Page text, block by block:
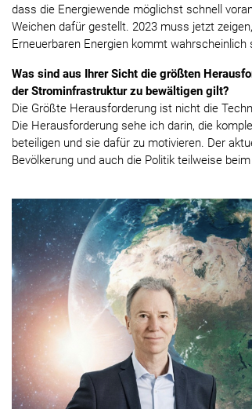
dass die Energiewende möglichst schnell
Weichen dafür gestellt. 2023 muss jetzt
Erneuerbaren Energien kommt
Was sind aus Ihrer Sicht die größten
der Strominfrastruktur zu bewältigen gilt?
Die Größte Herausforderung ist nicht die
Die Herausforderung sehe ich darin, die
beteiligen und sie dafür zu motivieren. Der
Bevölkerung und auch die Politik teilweise